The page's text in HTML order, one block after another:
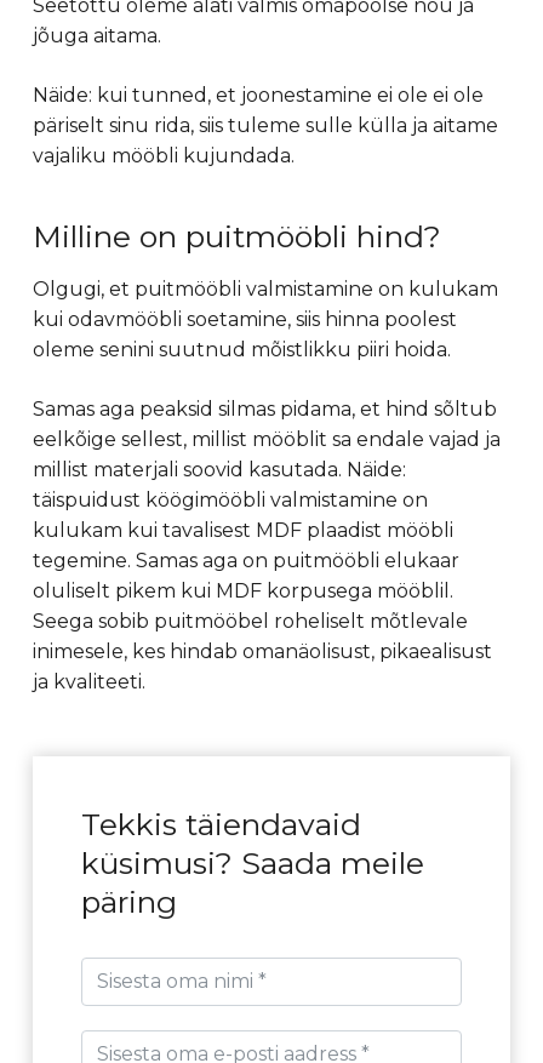
Seetõttu oleme alati valmis omapoolse nõu ja
jõuga aitama.
Näide: kui tunned, et joonestamine ei ole ei ole
päriselt sinu rida, siis tuleme sulle külla ja aitame
vajaliku mööbli kujundada.
Milline on puitmööbli hind?
Olgugi, et puitmööbli valmistamine on kulukam
kui odavmööbli soetamine, siis hinna poolest
oleme senini suutnud mõistlikku piiri hoida.
Samas aga peaksid silmas pidama, et hind sõltub
eelkõige sellest, millist mööblit sa endale vajad ja
millist materjali soovid kasutada. Näide:
täispuidust köögimööbli valmistamine on
kulukam kui tavalisest MDF plaadist mööbli
tegemine. Samas aga on puitmööbli elukaar
oluliselt pikem kui MDF korpusega mööblil.
Seega sobib puitmööbel roheliselt mõtlevale
inimesele, kes hindab omanäolisust, pikaealisust
ja kvaliteeti.
Tekkis täiendavaid
küsimusi? Saada meile
päring